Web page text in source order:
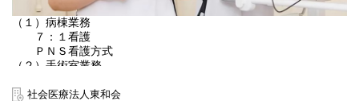
（１）病棟業務
７：１看護
ＰＮＳ看護方式
（２）手術室業務
・診察補助業務
社会医療法人東和会